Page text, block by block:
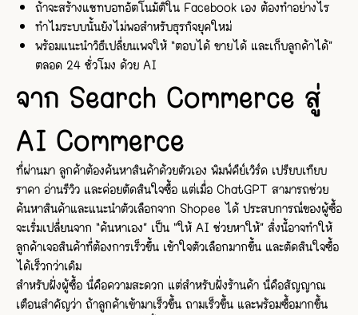
ถ้าจะสร้างแชทบอทอัตโนมัติใน Facebook เอง ต้องทำอย่างไร
ทำไมระบบนั้นยังไม่พอสำหรับธุรกิจยุคใหม่
พร้อมแนะนำวิธีเปลี่ยนเพจให้ “ตอบได้ ขายได้ และเก็บลูกค้าได้”
ตลอด 24 ชั่วโมง ด้วย AI
จาก Search Commerce สู่
AI Commerce
ที่ผ่านมา ลูกค้าต้องค้นหาสินค้าด้วยตัวเอง พิมพ์คีย์เวิร์ด เปรียบเทียบ
ราคา อ่านรีวิว และค่อยตัดสินใจซื้อ แต่เมื่อ ChatGPT สามารถช่วย
ค้นหาสินค้าและแนะนำตัวเลือกจาก Shopee ได้ ประสบการณ์ของผู้ซื้อ
จะเริ่มเปลี่ยนจาก “ค้นหาเอง” เป็น “ให้ AI ช่วยหาให้” สิ่งนี้อาจทำให้
ลูกค้าเจอสินค้าที่ต้องการเร็วขึ้น เข้าใจตัวเลือกมากขึ้น และตัดสินใจซื้อ
ได้เร็วกว่าเดิม
สำหรับฝั่งผู้ซื้อ นี่คือความสะดวก แต่สำหรับฝั่งร้านค้า นี่คือสัญญาณ
เตือนสำคัญว่า ถ้าลูกค้าเข้ามาเร็วขึ้น ถามเร็วขึ้น และพร้อมซื้อมากขึ้น